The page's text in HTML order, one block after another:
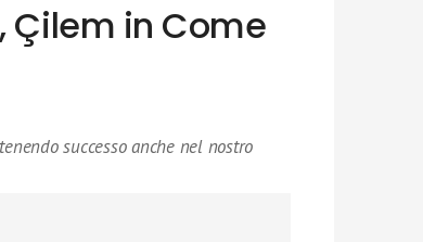
Çilem in Come
successo anche nel nostro